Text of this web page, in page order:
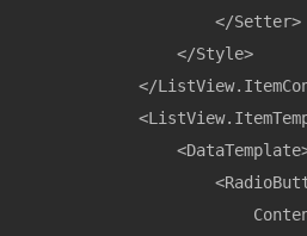
                    </Setter>
                </Style>
</